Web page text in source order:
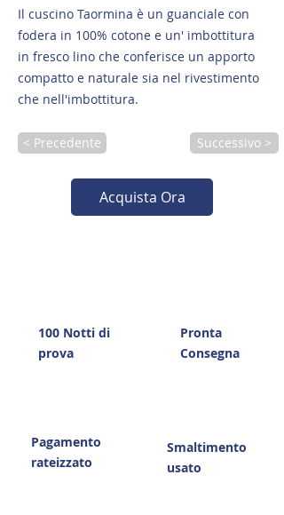
Il cuscino Taormina è un guanciale con
fodera in 100% cotone e un' imbottitura
in fresco lino che conferisce un apporto
compatto e naturale sia nel rivestimento
che nell'imbottitura.
< Precedente Successivo >
Acquista Ora
100 Notti di
prova
Pagamento
rateizzato
Pronta
Consegna
Smaltimento
usato